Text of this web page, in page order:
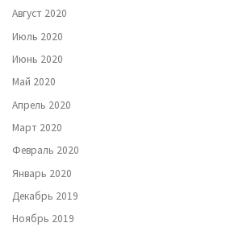
Август 2020
Июль 2020
Июнь 2020
Май 2020
Апрель 2020
Март 2020
Февраль 2020
Январь 2020
Декабрь 2019
Ноябрь 2019